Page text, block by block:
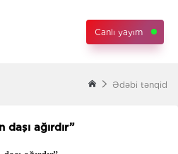
Canlı yayım
Ədəbi tənqid
ağırdır”